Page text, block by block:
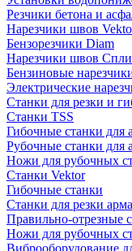
Резчики бетона и
Нарезчики швов
Бензорезчики Diam
Нарезчики швов
Бензиновые
Электрические
Станки для резки и
Станки TSS
Гибочные станки для
Рубочные станки для
Ножи для рубочных
Станки Vektor
Гибочные станки
Станки для резки
Правильно-отрезные
Ножи для рубочных
Виброоборудование